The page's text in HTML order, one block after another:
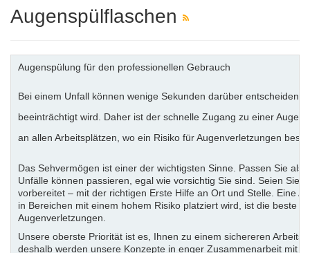
Augenspülflaschen
Augenspülung für den professionellen Gebrauch
Bei einem Unfall können wenige Sekunden darüber entscheiden,
beeinträchtigt wird. Daher ist der schnelle Zugang zu einer
an allen Arbeitsplätzen, wo ein Risiko für Augenverletzungen
Das Sehvermögen ist einer der wichtigsten Sinne. Passen Sie
Unfälle können passieren, egal wie vorsichtig Sie sind. Seien Sie
vorbereitet – mit der richtigen Erste Hilfe an Ort und Stelle. Eine
in Bereichen mit einem hohem Risiko platziert wird, ist die beste
Augenverletzungen.
Unsere oberste Priorität ist es, Ihnen zu einem sichereren
deshalb werden unsere Konzepte in enger Zusammenarbeit mit